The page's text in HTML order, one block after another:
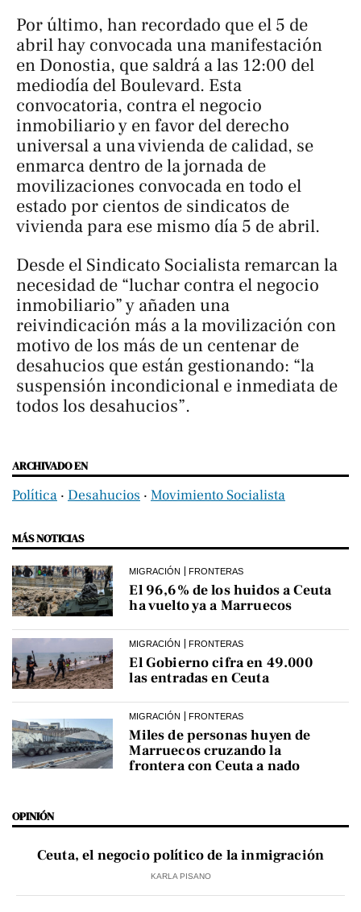
Por último, han recordado que el 5 de
abril hay convocada una manifestación
en Donostia, que saldrá a las 12:00 del
mediodía del Boulevard. Esta
convocatoria, contra el negocio
inmobiliario y en favor del derecho
universal a una vivienda de calidad, se
enmarca dentro de la jornada de
movilizaciones convocada en todo el
estado por cientos de sindicatos de
vivienda para ese mismo día 5 de abril.
Desde el Sindicato Socialista remarcan la
necesidad de “luchar contra el negocio
inmobiliario” y añaden una
reivindicación más a la movilización con
motivo de los más de un centenar de
desahucios que están gestionando: “la
suspensión incondicional e inmediata de
todos los desahucios”.
ARCHIVADO EN
Política ‧ Desahucios ‧ Movimiento Socialista
MÁS NOTICIAS
MIGRACIÓN FRONTERAS
El 96,6% de los huidos a Ceuta
ha vuelto ya a Marruecos
MIGRACIÓN FRONTERAS
El Gobierno cifra en 49.000
las entradas en Ceuta
MIGRACIÓN FRONTERAS
Miles de personas huyen de
Marruecos cruzando la
frontera con Ceuta a nado
OPINIÓN
Ceuta, el negocio político de la inmigración
KARLA PISANO